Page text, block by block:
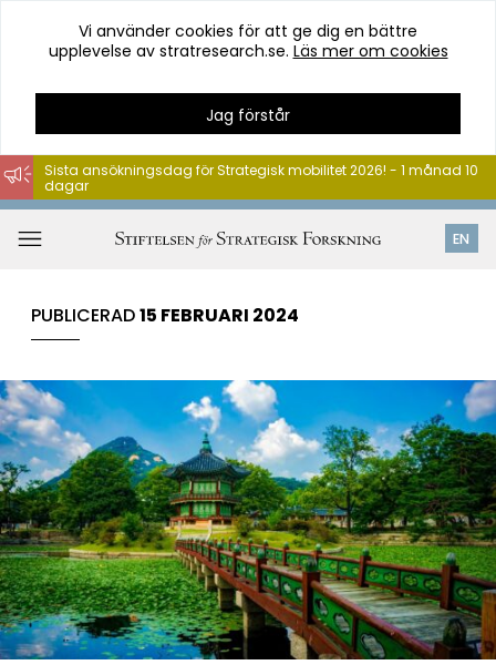
Hoppa
till
innehåll
Vi använder cookies för att ge dig en bättre
upplevelse av stratresearch.se. Läs mer om cookies
Jag förstår
EN
Sista ansökningsdag för Strategisk mobilitet 2026! - 1 månad 10
dagar
PUBLICERAD15 FEBRUARI 2024